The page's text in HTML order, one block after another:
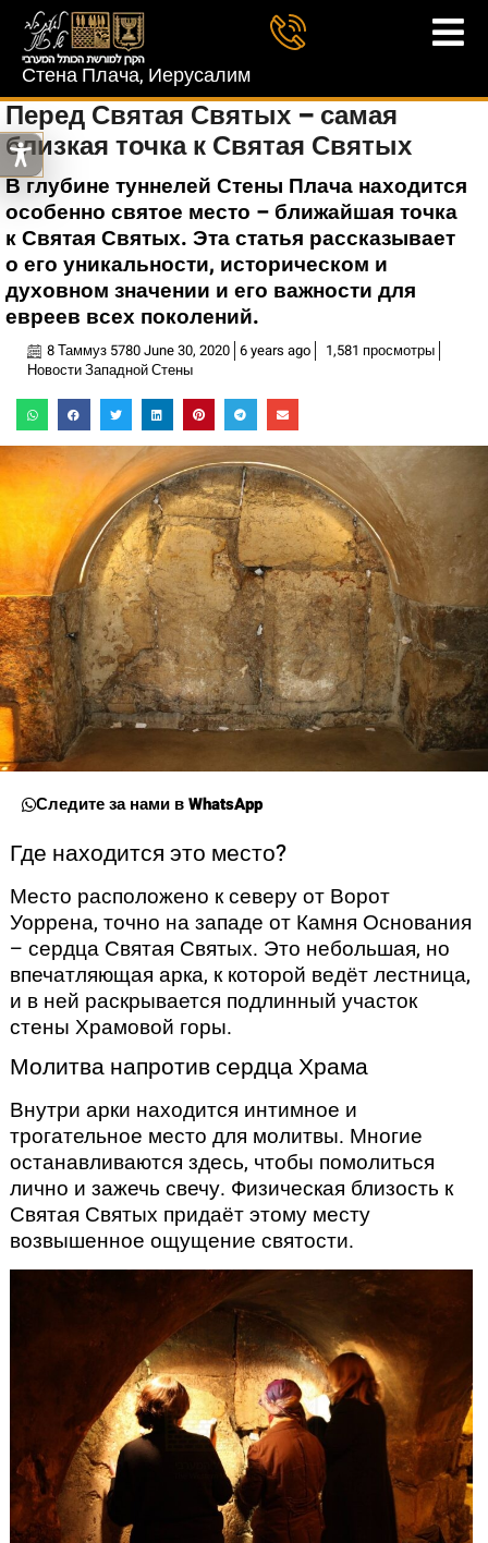
Стена Плача, Иерусалим
Перед Святая Святых – самая
близкая точка к Святая Святых
В глубине туннелей Стены Плача находится
особенно святое место – ближайшая точка
к Святая Святых. Эта статья рассказывает
о его уникальности, историческом и
духовном значении и его важности для
евреев всех поколений.
8 Таммуз 5780 June 30, 2020 6 years ago
1,581 просмотры
Новости Западной Стены
Следите за нами в WhatsApp
Где находится это место?
Место расположено к северу от Ворот
Уоррена, точно на западе от Камня Основания
– сердца Святая Святых. Это небольшая, но
впечатляющая арка, к которой ведёт лестница,
и в ней раскрывается подлинный участок
стены Храмовой горы.
Молитва напротив сердца Храма
Внутри арки находится интимное и
трогательное место для молитвы. Многие
останавливаются здесь, чтобы помолиться
лично и зажечь свечу. Физическая близость к
Святая Святых придаёт этому месту
возвышенное ощущение святости.